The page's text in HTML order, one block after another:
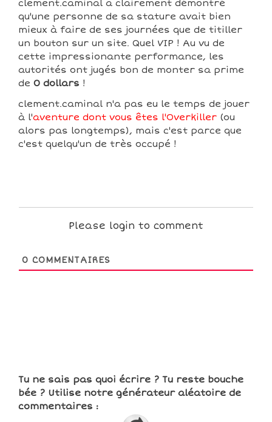
clement.caminal a clairement démontré
qu'une personne de sa stature avait bien
mieux à faire de ses journées que de titiller
un bouton sur un site. Quel VIP ! Au vu de
cette impressionante performance, les
autorités ont jugés bon de monter sa prime
de 0 dollars !
clement.caminal n'a pas eu le temps de jouer
à l'aventure dont vous êtes l'Overkiller (ou
alors pas longtemps), mais c'est parce que
c'est quelqu'un de très occupé !
Please login to comment
0 COMMENTAIRES
Tu ne sais pas quoi écrire ? Tu reste bouche
bée ? Utilise notre générateur aléatoire de
commentaires :